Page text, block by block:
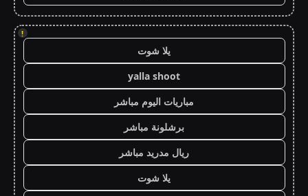
!
يلا شوت
yalla shoot
مباريات اليوم مباشر
برشلونة مباشر
ريال مدريد مباشر
يلا شوت